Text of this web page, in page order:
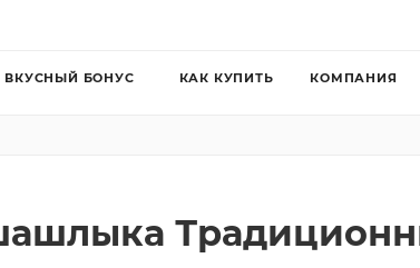
ВКУСНЫЙ БОНУС КАК КУПИТЬ КОМПАНИЯ